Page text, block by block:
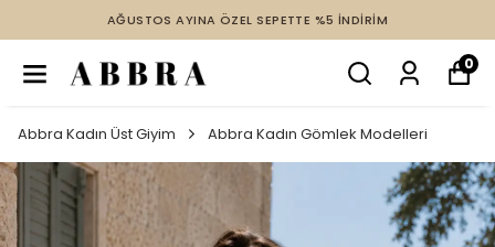
AĞUSTOS AYINA ÖZEL SEPETTE %5 İNDİRİM
0
Abbra Kadın Üst Giyim Abbra Kadın Gömlek Modelleri